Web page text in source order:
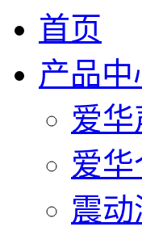
首页
产品中
爱
爱
震